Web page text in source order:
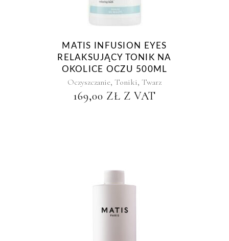
MATIS INFUSION EYES
RELAKSUJĄCY TONIK NA
OKOLICE OCZU 500ML
Oczyszczanie, Toniki, Twarz
169,00 ZŁ Z VAT